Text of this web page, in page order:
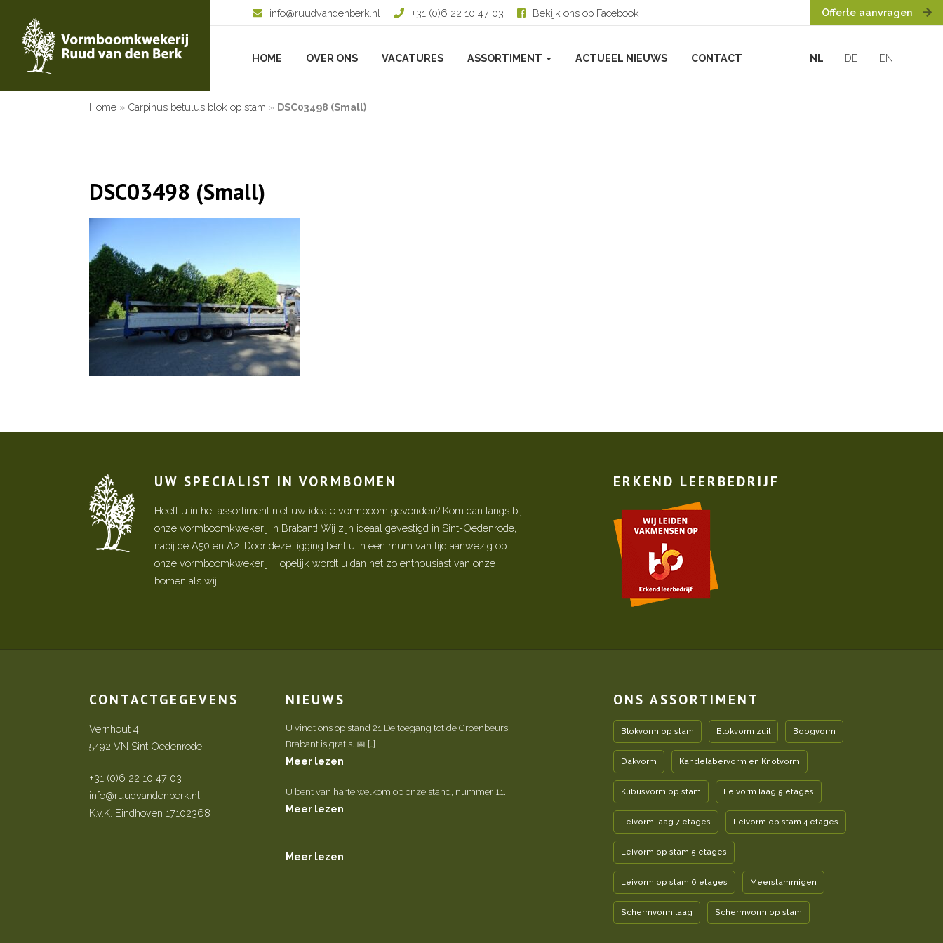
info@ruudvandenberk.nl +31 (0)6 22 10 47 03 Bekijk ons op Facebook Offerte aanvragen
HOME OVER ONS VACATURES ASSORTIMENT ACTUEEL NIEUWS CONTACT NL DE EN
Home » Carpinus betulus blok op stam » DSC03498 (Small)
DSC03498 (Small)
UW SPECIALIST IN VORMBOMEN
Heeft u in het assortiment niet uw ideale vormboom gevonden? Kom dan langs bij
onze vormboomkwekerij in Brabant! Wij zijn ideaal gevestigd in Sint-Oedenrode,
nabij de A50 en A2. Door deze ligging bent u in een mum van tijd aanwezig op
onze vormboomkwekerij. Hopelijk wordt u dan net zo enthousiast van onze
bomen als wij!
ERKEND LEERBEDRIJF
CONTACTGEGEVENS
Vernhout 4
5492 VN Sint Oedenrode
+31 (0)6 22 10 47 03
info@ruudvandenberk.nl
K.v.K. Eindhoven 17102368
NIEUWS
U vindt ons op stand 21 De toegang tot de Groenbeurs
Brabant is gratis. 📅 […]
Meer lezen
U bent van harte welkom op onze stand, nummer 11.
Meer lezen
Meer lezen
ONS ASSORTIMENT
Blokvorm op stam Blokvorm zuil Boogvorm
Dakvorm Kandelabervorm en Knotvorm
Kubusvorm op stam Leivorm laag 5 etages
Leivorm laag 7 etages Leivorm op stam 4 etages
Leivorm op stam 5 etages
Leivorm op stam 6 etages Meerstammigen
Schermvorm laag Schermvorm op stam